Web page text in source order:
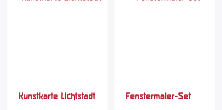
Kunstkarte Lichtstadt Fenstermaler-Set